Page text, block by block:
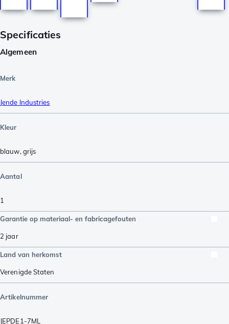
Specificaties
Algemeen
Merk
Jende Industries
Kleur
blauw, grijs
Aantal
1
Garantie op materiaal- en fabricagefouten
2 jaar
Land van herkomst
Verenigde Staten
Artikelnummer
JEPDE1-7ML